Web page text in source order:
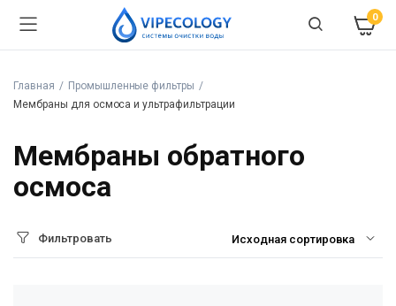
0
Главная
Промышленные фильтры
Мембраны для осмоса и ультрафильтрации
Мембраны обратного
осмоса
Фильтровать